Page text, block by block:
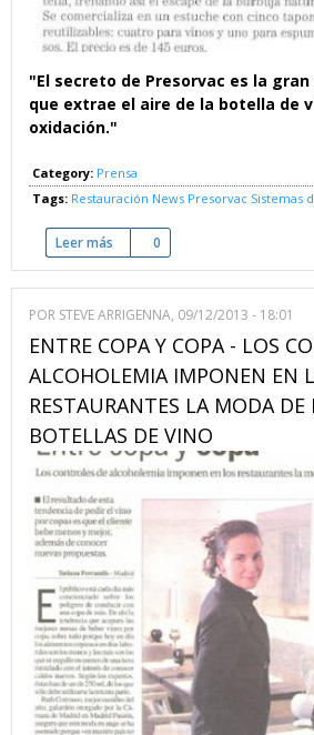
"El secreto de Presorvac es la
que extrae el aire de la botella de
oxidación."
Category: Prensa
Tags: Restauración News Presorvac Sistemas
Leer más sobre Sistema Conservador de
0
POR STEVE ARRIGENNA, 09/12/2013 - 18:01
ENTRE COPA Y COPA - LOS
ALCOHOLEMIA IMPONEN EN
RESTAURANTES LA MODA DE
BOTELLAS DE VINO